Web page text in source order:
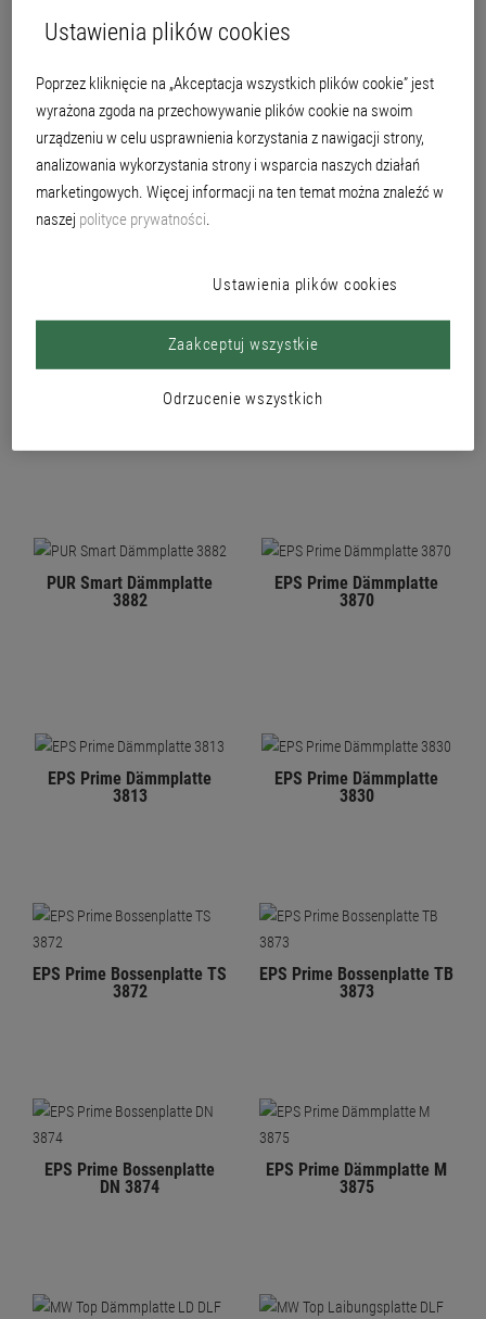
EPS Qju Dämmplatte 3871 EPS Qju Dämmplatte 3810
EPS Qju Dämmplatte 3831 PUR Qju Dämmplatte 3881
PUR Smart Dämmplatte
3882
EPS Prime Dämmplatte
3870
EPS Prime Dämmplatte
3813
EPS Prime Dämmplatte
3830
EPS Prime Bossenplatte TS
3872
EPS Prime Bossenplatte TB
3873
EPS Prime Bossenplatte
DN 3874
EPS Prime Dämmplatte M
3875
Ustawienia plików cookies
Poprzez kliknięcie na „Akceptacja wszystkich plików cookie” jest
wyrażona zgoda na przechowywanie plików cookie na swoim
urządzeniu w celu usprawnienia korzystania z nawigacji strony,
analizowania wykorzystania strony i wsparcia naszych działań
marketingowych. Więcej informacji na ten temat można znaleźć w
naszej polityce prywatności.
Ustawienia plików cookies
Odrzucenie wszystkich
Zaakceptuj wszystkie